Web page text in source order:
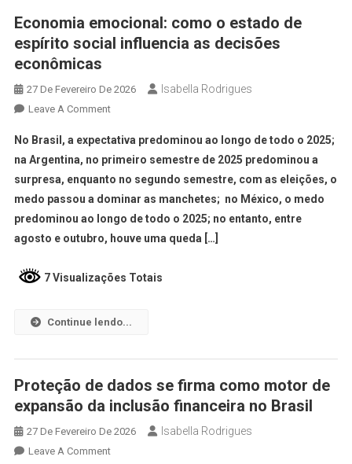
Economia emocional: como o estado de
espírito social influencia as decisões
econômicas
27 De Fevereiro De 2026 Isabella Rodrigues
Leave A Comment
No Brasil, a expectativa predominou ao longo de todo o 2025;
na Argentina, no primeiro semestre de 2025 predominou a
surpresa, enquanto no segundo semestre, com as eleições, o
medo passou a dominar as manchetes; no México, o medo
predominou ao longo de todo o 2025; no entanto, entre
agosto e outubro, houve uma queda […]
7 Visualizações Totais
Continue lendo...
Proteção de dados se firma como motor de
expansão da inclusão financeira no Brasil
27 De Fevereiro De 2026 Isabella Rodrigues
Leave A Comment